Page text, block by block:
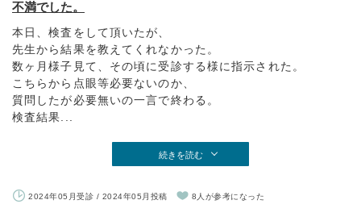
不満でした。
本日、検査をして頂いたが、
先生から結果を教えてくれなかった。
数ヶ月様子見て、その頃に受診する様に指示された。
こちらから点眼等必要ないのか、
質問したが必要無いの一言で終わる。
検査結果...
続きを読む
2024年05月受診 / 2024年05月投稿 8人が参考になった